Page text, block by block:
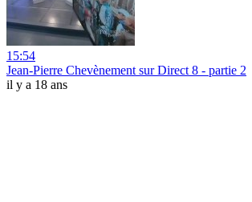
15:54
Jean-Pierre Chevènement sur Direct 8 - partie 2
il y a 18 ans